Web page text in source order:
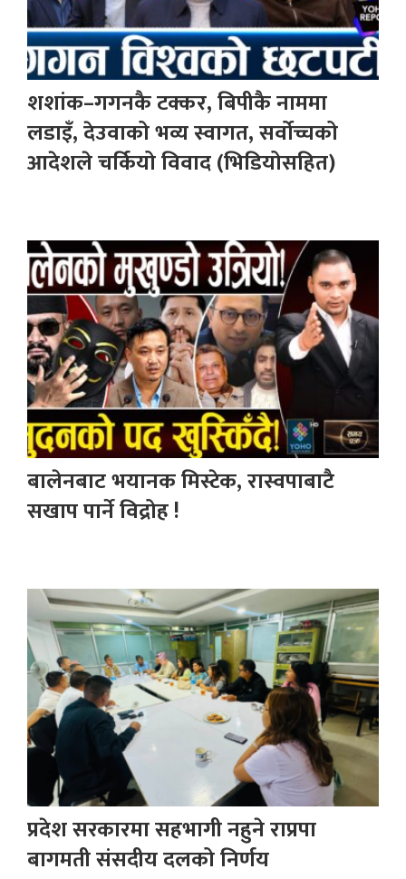
शशांक–गगनकै टक्कर, बिपीकै नाममा
लडाइँ, देउवाको भव्य स्वागत, सर्वोच्चको
आदेशले चर्कियो विवाद (भिडियोसहित)
बालेनबाट भयानक मिस्टेक, रास्वपाबाटै
सखाप पार्ने विद्रोह !
प्रदेश सरकारमा सहभागी नहुने राप्रपा
बागमती संसदीय दलको निर्णय